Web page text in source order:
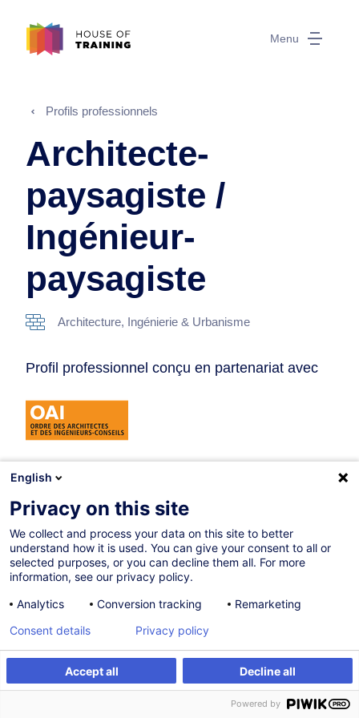
Menu
Profils professionnels
Architecte-
paysagiste /
Ingénieur-
paysagiste
Architecture, Ingénierie & Urbanisme
Profil professionnel conçu en partenariat avec
Blocs de compétences
Recommandations de formations individuelles organisées
par blocs de compétences.
Connaître le cadre légal & réglementaire
(dans les professions OAI) pour
Architecte paysagiste
English
Privacy on this site
We collect and process your data on this site to better
understand how it is used. You can give your consent to all or
selected purposes, or you can decline them all. For more
information, see our privacy policy.
Analytics
Conversion tracking Remarketing
Accept all Decline all
Consent details Privacy policy
Powered by